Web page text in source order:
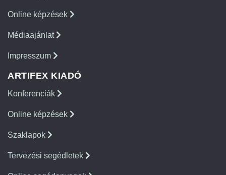
Online képzések
Médiaajánlat
Impresszum
ARTIFEX KIADÓ
Konferenciák
Online képzések
Szaklapok
Tervezési segédletek